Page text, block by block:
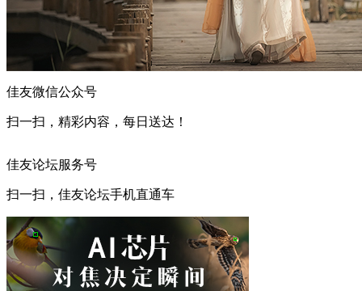
佳友微信公众号
扫一扫，精彩内容，每日送达！
佳友论坛服务号
扫一扫，佳友论坛手机直通车